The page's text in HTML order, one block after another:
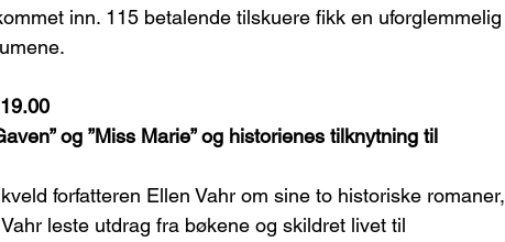
inn. 115 betalende tilskuere fikk en uforglemmelig
og ”Miss Marie” og historienes tilknytning til
forfatteren Ellen Vahr om sine to historiske romaner,
leste utdrag fra bøkene og skildret livet til